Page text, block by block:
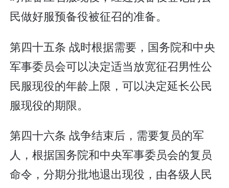
民做好服预备役被征召的准备。
第四十五条 战时根据需要，国务院和中央
军事委员会可以决定适当放宽征召男性公
民服现役的年龄上限，可以决定延长公民
服现役的期限。
第四十六条 战争结束后，需要复员的军
人，根据国务院和中央军事委员会的复员
命令，分期分批地退出现役，由各级人民